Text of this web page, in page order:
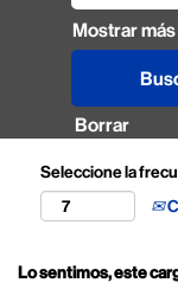
Mostrar
Borrar
Seleccione la
Lo sentimos, este